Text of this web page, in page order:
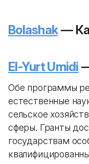
Bolashak—
El-Yurt Umidi
Обе программы
естественные
сельское
сферы. Гранты
государствам